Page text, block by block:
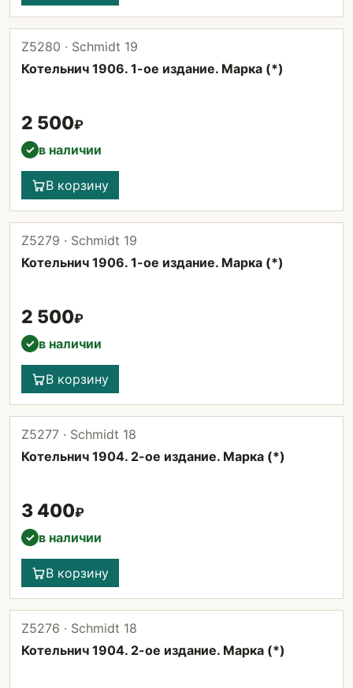
Z5280 · Schmidt 19
Котельнич 1906. 1-ое издание. Марка (*)
2 500₽
✓ в наличии
В корзину
Z5279 · Schmidt 19
Котельнич 1906. 1-ое издание. Марка (*)
2 500₽
✓ в наличии
В корзину
Z5277 · Schmidt 18
Котельнич 1904. 2-ое издание. Марка (*)
3 400₽
✓ в наличии
В корзину
Z5276 · Schmidt 18
Котельнич 1904. 2-ое издание. Марка (*)